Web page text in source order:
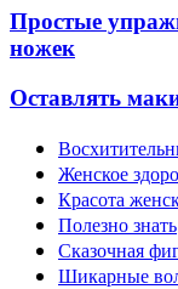
Простые
ножек
Оставлять
Женское
Красота
Полезно знать
Сказочная
Шикарные